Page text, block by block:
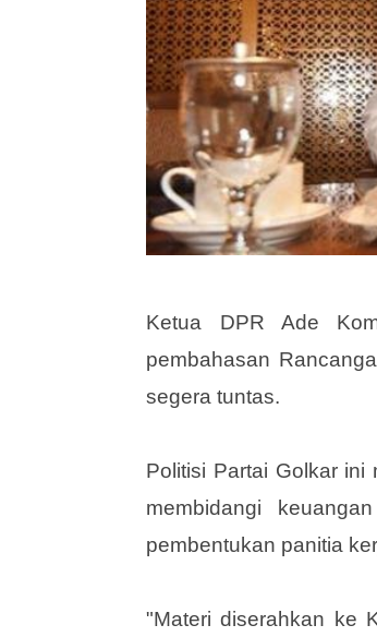
Ketua DPR Ade
pembahasan
segera tuntas.
Politisi Partai Golkar ini
membidangi
pembentukan panitia
"Materi diserahkan ke